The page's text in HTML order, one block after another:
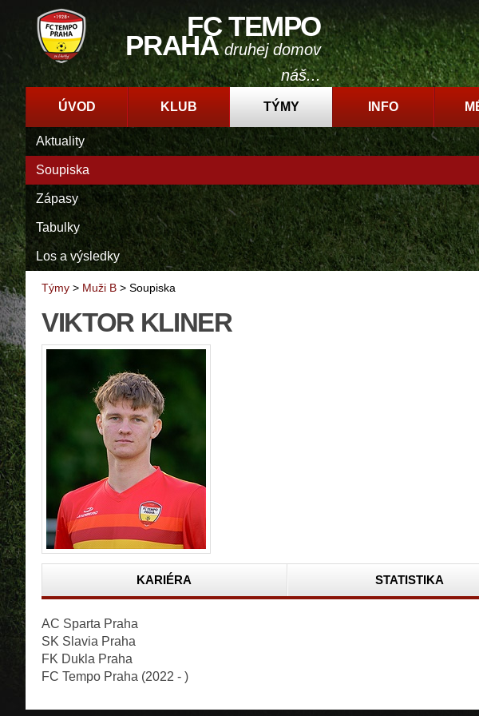
FC TEMPO
PRAHAdruhej domov
náš...
ÚVOD KLUB TÝMY INFO
Aktuality
Soupiska
Zápasy
Tabulky
Los a výsledky
Týmy > Muži B > Soupiska
VIKTOR KLINER
KARIÉRA STATISTIKA
AC Sparta Praha
SK Slavia Praha
FK Dukla Praha
FC Tempo Praha (2022 - )